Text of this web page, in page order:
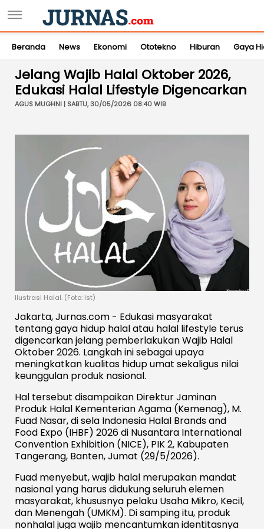
Beranda News Ekonomi Ototekno Hiburan Gaya
Jelang Wajib Halal Oktober 2026,
Edukasi Halal Lifestyle Digencarkan
AGUS MUGHNI | SABTU, 30/05/2026 08:40 WIB
Ilustrasi Halal. (Foto: Ist)
Jakarta, Jurnas.com - Edukasi masyarakat
tentang gaya hidup halal atau halal lifestyle terus
digencarkan jelang pemberlakukan Wajib Halal
Oktober 2026. Langkah ini sebagai upaya
meningkatkan kualitas hidup umat sekaligus nilai
keunggulan produk nasional.
Hal tersebut disampaikan Direktur Jaminan
Produk Halal Kementerian Agama (Kemenag), M.
Fuad Nasar, di sela Indonesia Halal Brands and
Food Expo (IHBF) 2026 di Nusantara International
Convention Exhibition (NICE), PIK 2, Kabupaten
Tangerang, Banten, Jumat (29/5/2026).
Fuad menyebut, wajib halal merupakan mandat
nasional yang harus didukung seluruh elemen
masyarakat, khususnya pelaku Usaha Mikro, Kecil,
dan Menengah (UMKM). Di samping itu, produk
nonhalal juga wajib mencantumkan identitasnya